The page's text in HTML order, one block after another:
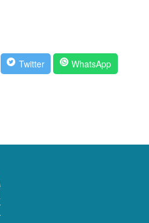
Twitter WhatsApp